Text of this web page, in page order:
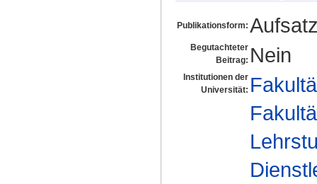
Publikationsform:
Begutachteter
Beitrag: Nein
Institutionen der
Universität: